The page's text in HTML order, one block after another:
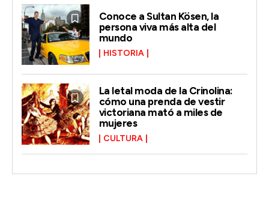
Conoce a Sultan Kösen, la
persona viva más alta del
mundo
HISTORIA
La letal moda de la Crinolina:
cómo una prenda de vestir
victoriana mató a miles de
mujeres
CULTURA